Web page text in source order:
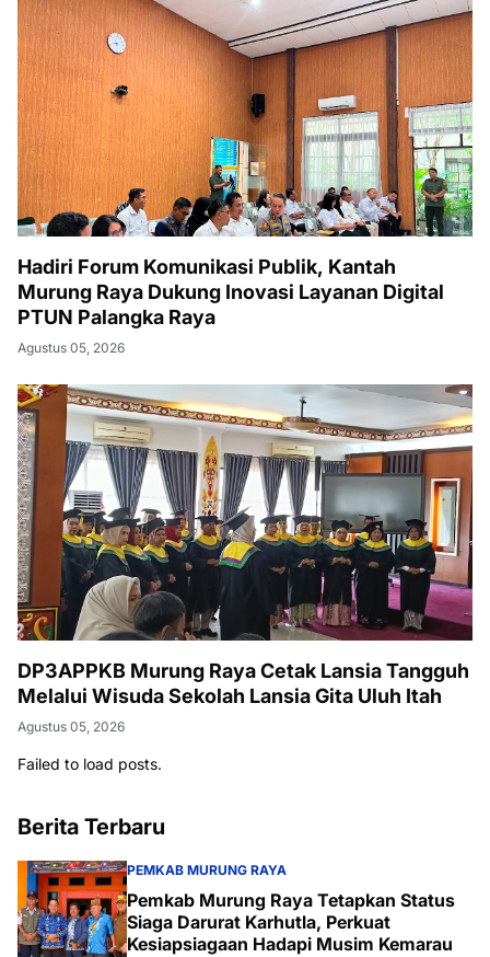
Hadiri Forum Komunikasi Publik, Kantah
Murung Raya Dukung Inovasi Layanan Digital
PTUN Palangka Raya
Agustus 05, 2026
DP3APPKB Murung Raya Cetak Lansia Tangguh
Melalui Wisuda Sekolah Lansia Gita Uluh Itah
Agustus 05, 2026
Failed to load posts.
Berita Terbaru
PEMKAB MURUNG RAYA
Pemkab Murung Raya Tetapkan Status
Siaga Darurat Karhutla, Perkuat
Kesiapsiagaan Hadapi Musim Kemarau